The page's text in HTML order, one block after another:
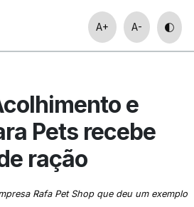
A+ A-
e
Pets recebe
ração
Rafa Pet Shop que deu um exemplo